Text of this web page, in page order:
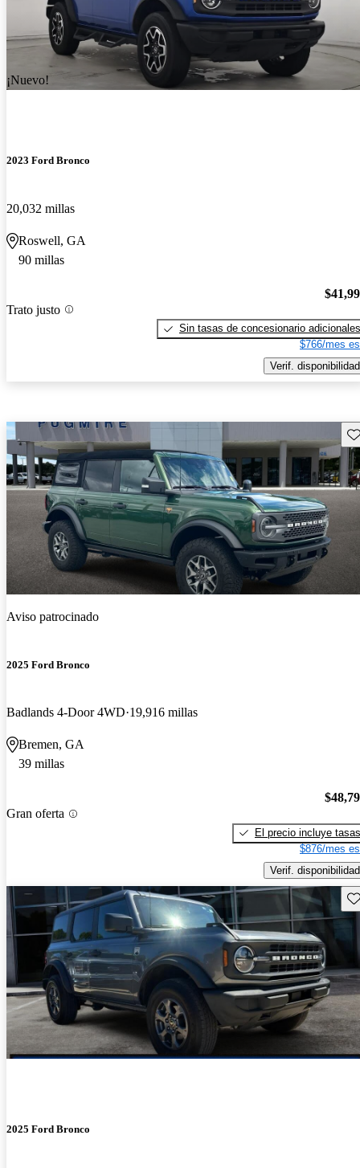
¡Nuevo!
2023 Ford Bronco
20,032 millas
Roswell, GA
90 millas
Trato justo
Sin tasas de concesionario adicionales
$766/mes
Verif. disponibilidad
Aviso patrocinado
2025 Ford Bronco
Badlands 4-Door 4WD 19,916 millas
Bremen, GA
39 millas
Gran oferta
El precio incluye tasas
$876/mes
Verif. disponibilidad
2025 Ford Bronco